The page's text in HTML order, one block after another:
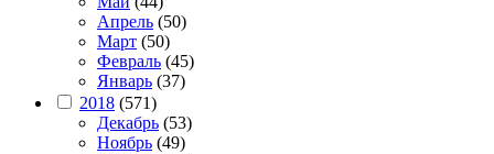
Апрель (50)
Март (50)
Февраль (45)
Январь (37)
2018 (571)
Декабрь (53)
Ноябрь (49)